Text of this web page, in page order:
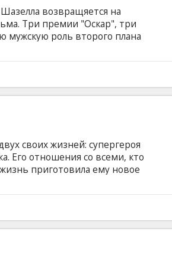
возвращяется на
Три премии "Оскар", три
мужскую роль второго плана
гений, дирижер
успеха быстро
продолжает
человеческих
схватки?
своих жизней: супергероя
Его отношения со всеми, кто
приготовила ему новое
Фильм на английском